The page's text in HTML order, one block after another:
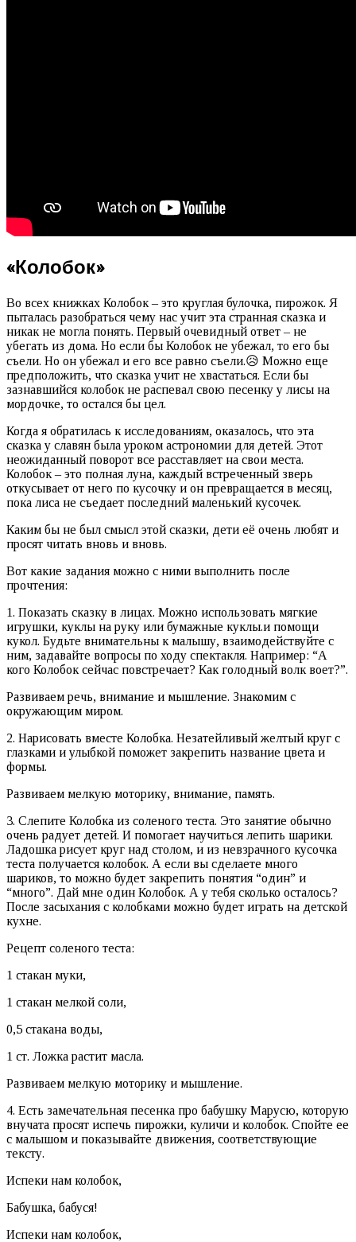
«Колобок»
Во всех книжках Колобок – это круглая булочка, пирожок. Я
пыталась разобраться чему нас учит эта странная сказка и
никак не могла понять. Первый очевидный ответ – не
убегать из дома. Но если бы Колобок не убежал, то его бы
съели. Но он убежал и его все равно съели.😥 Можно еще
предположить, что сказка учит не хвастаться. Если бы
зазнавшийся колобок не распевал свою песенку у лисы на
мордочке, то остался бы цел.
Когда я обратилась к исследованиям, оказалось, что эта
сказка у славян была уроком астрономии для детей. Этот
неожиданный поворот все расставляет на свои места.
Колобок – это полная луна, каждый встреченный зверь
откусывает от него по кусочку и он превращается в месяц,
пока лиса не съедает последний маленький кусочек.
Каким бы не был смысл этой сказки, дети её очень любят и
просят читать вновь и вновь.
Вот какие задания можно с ними выполнить после
прочтения:
1. Показать сказку в лицах. Можно использовать мягкие
игрушки, куклы на руку или бумажные куклы.и помощи
кукол. Будьте внимательны к малышу, взаимодействуйте с
ним, задавайте вопросы по ходу спектакля. Например: “А
кого Колобок сейчас повстречает? Как голодный волк воет?”.
Развиваем речь, внимание и мышление. Знакомим с
окружающим миром.
2. Нарисовать вместе Колобка. Незатейливый желтый круг с
глазками и улыбкой поможет закрепить название цвета и
формы.
Развиваем мелкую моторику, внимание, память.
3. Слепите Колобка из соленого теста. Это занятие обычно
очень радует детей. И помогает научиться лепить шарики.
Ладошка рисует круг над столом, и из невзрачного кусочка
теста получается колобок. А если вы сделаете много
шариков, то можно будет закрепить понятия “один” и
“много”. Дай мне один Колобок. А у тебя сколько осталось?
После засыхания с колобками можно будет играть на детской
кухне.
Рецепт соленого теста:
1 стакан муки,
1 стакан мелкой соли,
0,5 стакана воды,
1 ст. Ложка растит масла.
Развиваем мелкую моторику и мышление.
4. Есть замечательная песенка про бабушку Марусю, которую
внучата просят испечь пирожки, куличи и колобок. Спойте ее
с малышом и показывайте движения, соответствующие
тексту.
Испеки нам колобок,
Бабушка, бабуся!
Испеки нам колобок,